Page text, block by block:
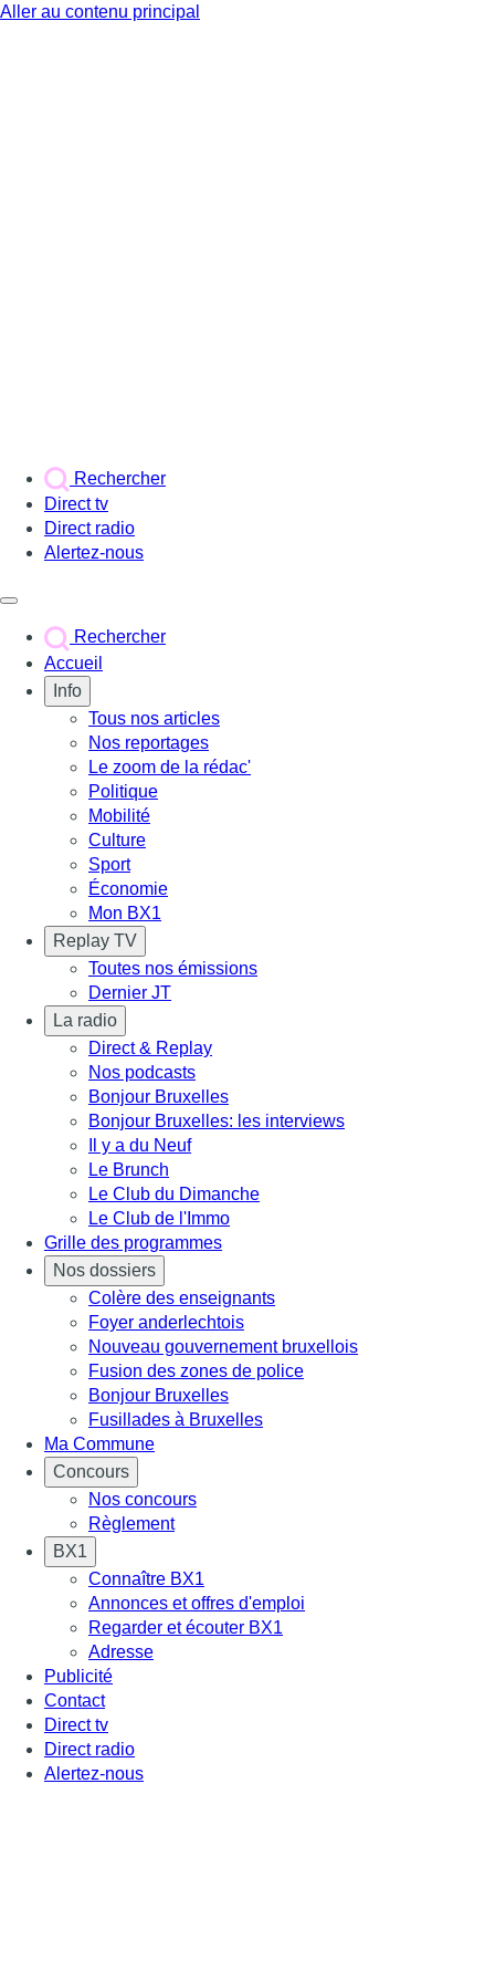
Aller au contenu principal
Rechercher
Direct tv
Direct radio
Alertez-nous
Rechercher
Accueil
Info
Tous nos articles
Nos reportages
Le zoom de la rédac'
Politique
Mobilité
Culture
Sport
Économie
Mon BX1
Replay TV
Toutes nos émissions
Dernier JT
La radio
Direct & Replay
Nos podcasts
Bonjour Bruxelles
Bonjour Bruxelles: les interviews
Il y a du Neuf
Le Brunch
Le Club du Dimanche
Le Club de l'Immo
Grille des programmes
Nos dossiers
Colère des enseignants
Foyer anderlechtois
Nouveau gouvernement bruxellois
Fusion des zones de police
Bonjour Bruxelles
Fusillades à Bruxelles
Ma Commune
Concours
Nos concours
Règlement
BX1
Connaître BX1
Annonces et offres d'emploi
Regarder et écouter BX1
Adresse
Publicité
Contact
Direct tv
Direct radio
Alertez-nous